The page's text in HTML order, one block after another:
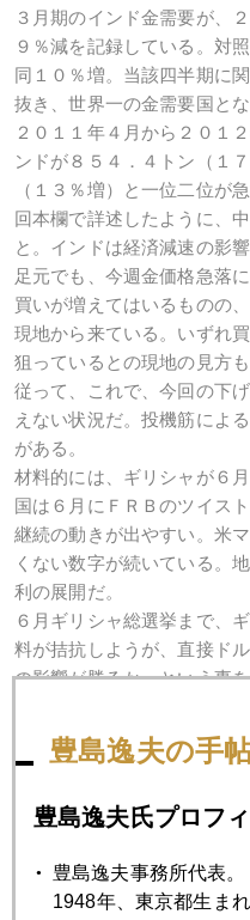
３月期のインド金需要が、
９％減を記録している。対
同１０％増。当該四半期に
抜き、世界一の金需要国と
２０１１年４月から２０１
ンドが８５４．４トン（１
（１３％増）と一位二位が
回本欄で詳述したように、
と。インドは経済減速の影
足元でも、今週金価格急落
買いが増えてはいるものの
現地から来ている。いずれ
狙っているとの現地の見方も
従って、これで、今回の下
えない状況だ。投機筋によ
がある。
材料的には、ギリシャが６
国は６月にＦＲＢのツイス
継続の動きが出やすい。米
くない数字が続いている。
利の展開だ。
６月ギリシャ総選挙まで、
料が拮抗しようが、直接ド
の影響が勝るか、という事
総じて、現在の安値圏を固
1月 2月 3月
豊島逸夫の手
豊島逸夫氏プロフ
豊島逸夫事務所代表。
1948年、東京都生ま